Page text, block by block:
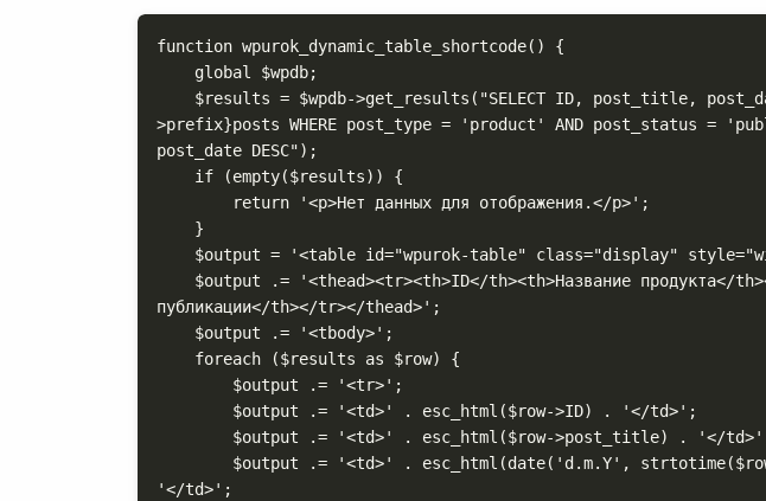
function wpurok_dynamic_table_shortcode() {
>prefix}posts WHERE post_type = 'product' AND post_status =
post_date DESC");
публикации</th></tr></thead>';
'</td>';